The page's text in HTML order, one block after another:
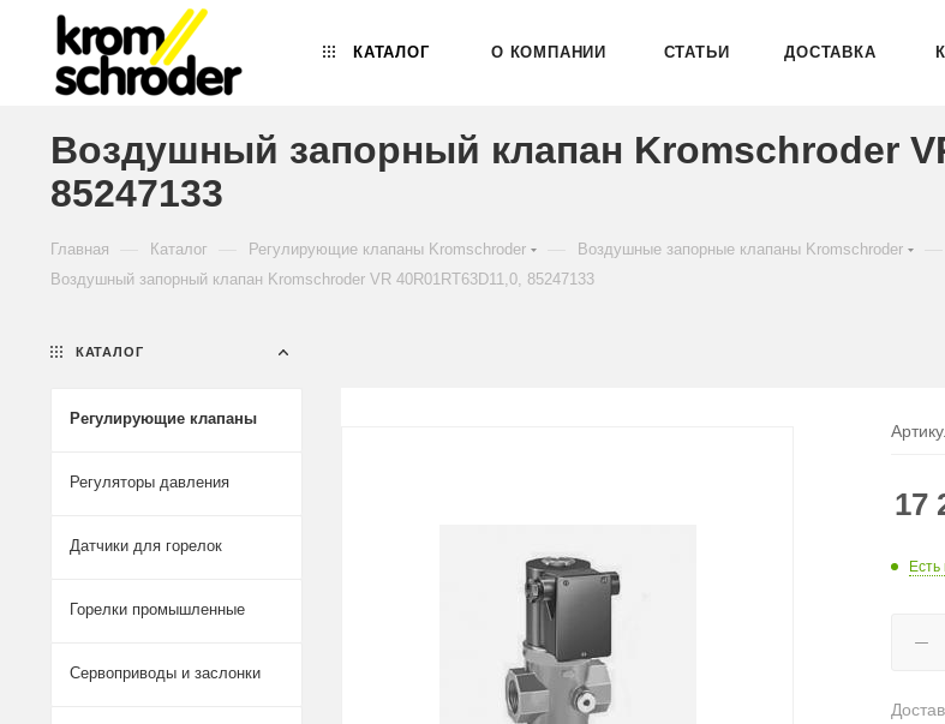
КАТАЛОГ О КОМПАНИИ СТАТЬИ ДОСТАВКА
Воздушный запорный клапан Kromschroder
85247133
Главная Каталог Регулирующие клапаны Kromschroder Воздушные запорные клапаны Kromschroder
Воздушный запорный клапан Kromschroder VR 40R01RT63D11,0, 85247133
17
Есть
КАТАЛОГ
Регулирующие клапаны
Регуляторы давления
Датчики для горелок
Горелки промышленные
Сервоприводы и заслонки